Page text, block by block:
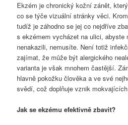
Ekzém je chronický kožní zánět,
co se týče vizuální stránky věci.
tudíž je záhodno se jej co nejdříve
s ekzémem vycházet na ulici, abyste
nenakazili, nemusíte. Není totiž
zajímat, že může být alergického
varianta je však mnohem častější.
hlavně pokožku člověka a ve své
svědí, což doplňuje vznik
Jak se ekzému efektivně zbavit?